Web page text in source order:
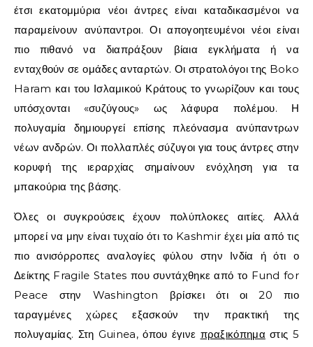
έτσι εκατομμύρια νέοι άντρες είναι καταδικασμένοι να
παραμείνουν ανύπαντροι. Οι απογοητευμένοι νέοι είναι
πιο πιθανό να διαπράξουν βίαια εγκλήματα ή να
ενταχθούν σε ομάδες ανταρτών. Οι στρατολόγοι της Boko
Haram και του Ισλαμικού Κράτους το γνωρίζουν και τους
υπόσχονται «συζύγους» ως λάφυρα πολέμου. Η
πολυγαμία δημιουργεί επίσης πλεόνασμα ανύπαντρων
νέων ανδρών. Οι πολλαπλές σύζυγοι για τους άντρες στην
κορυφή της ιεραρχίας σημαίνουν ενόχληση για τα
μπακούρια της βάσης.
Όλες οι συγκρούσεις έχουν πολύπλοκες αιτίες. Αλλά
μπορεί να μην είναι τυχαίο ότι το Kashmir έχει μία από τις
πιο ανισόρροπες αναλογίες φύλου στην Ινδία ή ότι ο
Δείκτης Fragile States που συντάχθηκε από το Fund for
Peace στην Washington βρίσκει ότι οι 20 πιο
ταραγμένες χώρες εξασκούν την πρακτική της
πολυγαμίας. Στη Guinea, όπου έγινε πραξικόπημα στις 5